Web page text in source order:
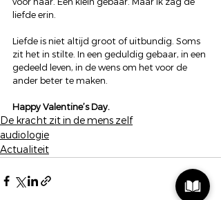
liefde erin.
Liefde is niet altijd groot of uitbundig. Soms
zit het in stilte. In een geduldig gebaar, in een
gedeeld leven, in de wens om het voor de
ander beter te maken.
Happy Valentine’s Day.
De kracht zit in de mens zelf
audiologie
Actualiteit